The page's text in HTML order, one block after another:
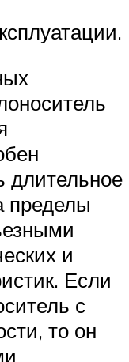
длительное
пределы
и
Если
с
то он